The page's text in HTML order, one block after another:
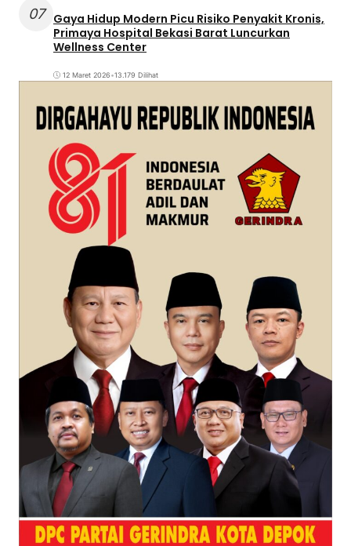
07
Gaya Hidup Modern Picu Risiko Penyakit Kronis,
Primaya Hospital Bekasi Barat Luncurkan
Wellness Center
12 Maret 2026•13.179 Dilihat